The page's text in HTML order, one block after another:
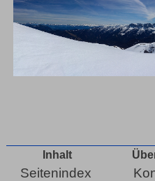
Inhalt
Seitenindex